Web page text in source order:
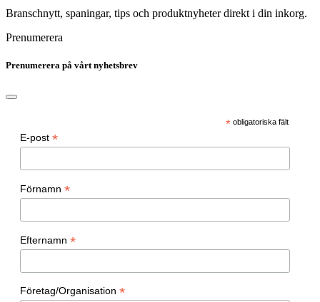
flera
De
alternativen
Branschnytt, spaningar, tips och produktnyheter direkt i din inkorg.
Prenumerera
Prenumerera på vårt nyhetsbrev
* obligatoriska fält
E-post *
Förnamn *
Efternamn *
Företag/Organisation *